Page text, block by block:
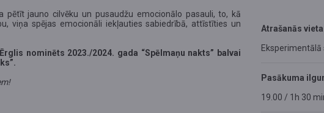
jauno cilvēku un pusaudžu emocionālo pasauli, to, kā
viņa spējas emocionāli iekļauties sabiedrībā, attīstīties un
nominēts 2023./2024. gada “Spēlmaņu nakts” balvai
Atrašanās
Eksperimentālā
Pasākuma
19.00 / 1h 30